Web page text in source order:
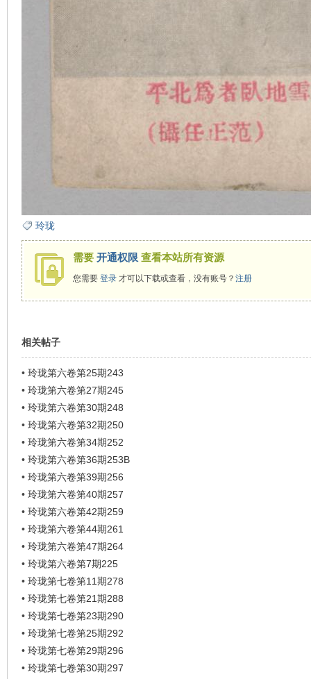
玲珑
需要 开通权限 查看本站所有资源
您需要 登录才可以下载或查看，没有账号？ 注册
相关帖子
• 玲珑第六卷第25期243
• 玲珑第六卷第27期245
• 玲珑第六卷第30期248
• 玲珑第六卷第32期250
• 玲珑第六卷第34期252
• 玲珑第六卷第36期253B
• 玲珑第六卷第39期256
• 玲珑第六卷第40期257
• 玲珑第六卷第42期259
• 玲珑第六卷第44期261
• 玲珑第六卷第47期264
• 玲珑第六卷第7期225
• 玲珑第七卷第11期278
• 玲珑第七卷第21期288
• 玲珑第七卷第23期290
• 玲珑第七卷第25期292
• 玲珑第七卷第29期296
• 玲珑第七卷第30期297